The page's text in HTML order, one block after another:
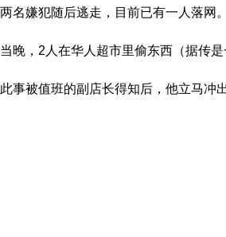
两名嫌犯随后逃走，目前已有一人落网。
当晚，2人在华人超市里偷东西（据传
此事被值班的副店长得知后，他立马冲